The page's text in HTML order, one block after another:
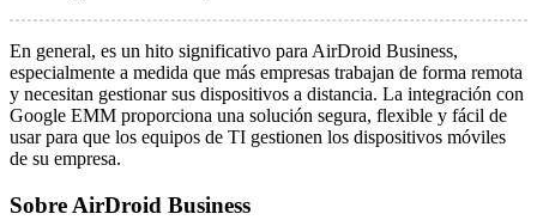
En general, es un hito significativo para AirDroid Business,
especialmente a medida que más empresas trabajan de forma remota
y necesitan gestionar sus dispositivos a distancia. La integración con
Google EMM proporciona una solución segura, flexible y fácil de
usar para que los equipos de TI gestionen los dispositivos móviles
de su empresa.
Sobre AirDroid Business